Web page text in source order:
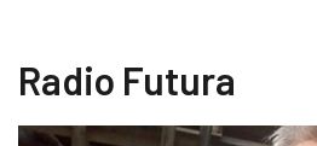
Radio Futura